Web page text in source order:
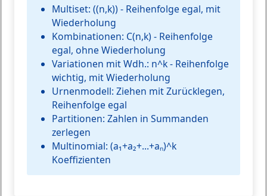
Multiset: ((n,k)) - Reihenfolge egal, mit
Wiederholung
Kombinationen: C(n,k) - Reihenfolge
egal, ohne Wiederholung
Variationen mit Wdh.: n^k - Reihenfolge
wichtig, mit Wiederholung
Urnenmodell: Ziehen mit Zurücklegen,
Reihenfolge egal
Partitionen: Zahlen in Summanden
zerlegen
Multinomial: (a₁+a₂+...+aₙ)^k
Koeffizienten